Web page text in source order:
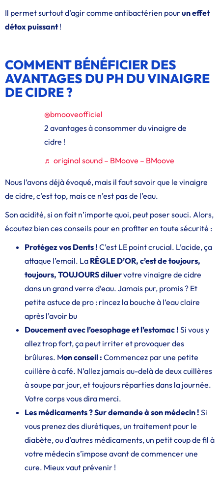
Il permet surtout d’agir comme antibactérien pourun effet
détox puissant!
COMMENT BÉNÉFICIER DES
AVANTAGES DU PH DU VINAIGRE
DE CIDRE ?
@bmooveofficiel
2 avantages à consommer du vinaigre de
cidre !
♬ original sound – BMoove – BMoove
Nous l’avons déjà évoqué, mais il faut savoir que le vinaigre
de cidre, c’est top, mais ce n’est pas de l’eau.
Son acidité, si on fait n’importe quoi, peut poser souci. Alors,
écoutez bien ces conseils pour en profiter en toute sécurité :
Protégez vos Dents ! C’est LE point crucial. L’acide, ça
attaque l’email. La RÈGLE D’OR, c’est de toujours,
toujours, TOUJOURS diluervotre vinaigre de cidre
dans un grand verre d’eau. Jamais pur, promis ? Et
petite astuce de pro : rincez la bouche à l’eau claire
après l’avoir bu
Doucement avec l’oesophage et l’estomac ! Si vous y
allez trop fort, ça peut irriter et provoquer des
brûlures. Mon conseil : Commencez par une petite
cuillère à café. N’allez jamais au-delà de deux cuillères
à soupe par jour, et toujours réparties dans la journée.
Votre corps vous dira merci.
Les médicaments ? Sur demande à son médecin ! Si
vous prenez des diurétiques, un traitement pour le
diabète, ou d’autres médicaments, un petit coup de fil à
votre médecin s’impose avant de commencer une
cure. Mieux vaut prévenir !